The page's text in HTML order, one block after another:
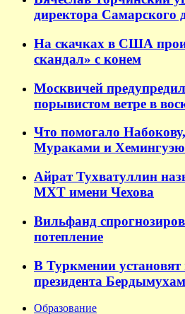
директора Самарского
На скачках в США
скандал» с конем
Москвичей
порывистом ветре в
Что помогало
Мураками и Хемингуэю
Айрат Тухватуллин
МХТ имени Чехова
Вильфанд
потепление
В Туркмении
президента
Образование